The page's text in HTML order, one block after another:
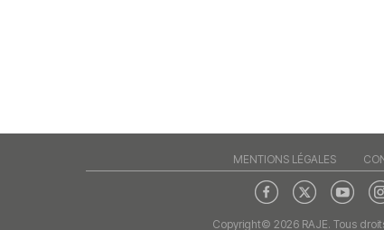
MENTIONS LÉGALES
Copyright© 2026 RAJE. Tous